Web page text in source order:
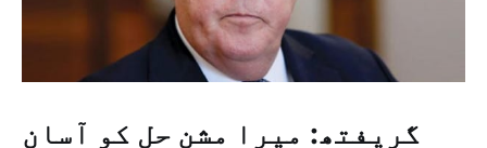
گریفتھ: میرا مشن حل کو آسان